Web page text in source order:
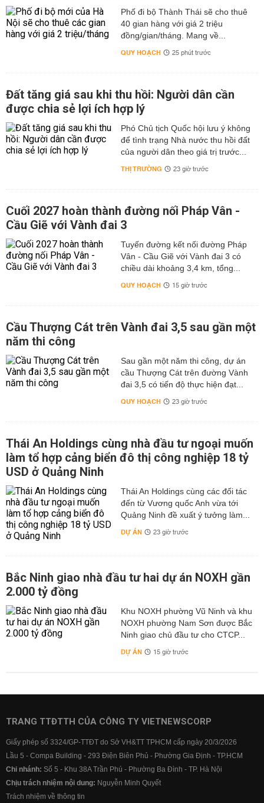
Phố đi bộ Thành Thái sẽ cho thuê
40 gian hàng với giá 2 triệu
đồng/gian/tháng. Mang về...
QUY HOẠCH 25 phút trước
Đất tăng giá sau khi thu hồi: Người dân cần
được chia sẻ lợi ích hợp lý
Phó Chủ tịch Quốc hội lưu ý không
để tình trạng Nhà nước thu hồi đất
của người dân theo giá trị trước...
THỊ TRƯỜNG 23 giờ trước
Cuối 2027 hoàn thành đường nối Pháp Vân -
Cầu Giẽ với Vành đai 3
Tuyến đường kết nối đường Pháp
Vân - Cầu Giẽ với Vành đai 3 có
chiều dài khoảng 3,4 km, tổng...
QUY HOẠCH 15 giờ trước
Cầu Thượng Cát trên Vành đai 3,5 sau gần một
năm thi công
Sau gần một năm thi công, dự án
cầu Thượng Cát trên đường Vành
đai 3,5 có tiến độ thực hiện đạt...
QUY HOẠCH 23 giờ trước
Thái An Holdings cùng nhà đầu tư ngoại muốn
làm tổ hợp cảng biển đô thị công nghiệp 18 tỷ
USD ở Quảng Ninh
Thái An Holdings cùng các đối tác
đến từ Vương quốc Anh vừa tới
Quảng Ninh đề xuất ý tưởng làm...
DỰ ÁN 23 giờ trước
Bắc Ninh giao nhà đầu tư hai dự án NOXH gần
2.000 tỷ đồng
Khu NOXH phường Vũ Ninh và khu
NOXH phường Nam Sơn được Bắc
Ninh giao chủ đầu tư cho CTCP...
DỰ ÁN 15 giờ trước
TRANG TTĐTTH CỦA CÔNG TY VIETNEWSCORP
Giấy phép số 3324/GP-TTĐT do Sở VH&TT TPHCM cấp ngày 20/3/2026
Lầu 5 - Compa Building - 293 Điện Biên Phủ - Phường Gia Định - TP.HCM
Chi nhánh: Số 5 - Khu 38A Trần Phú - Phường Ba Đình - TP. Hà Nội
Chịu trách nhiệm nội dung: Nguyễn Minh Quyết
Trách nhiệm về thông tin